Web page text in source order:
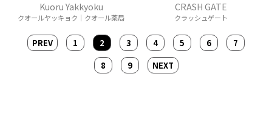
Kuoru Yakkyoku
クオールヤッキョク｜クオール薬局
CRASH GATE
クラッシュゲート
PREV 1 2 3 4 5 6
7
8
9 NEXT